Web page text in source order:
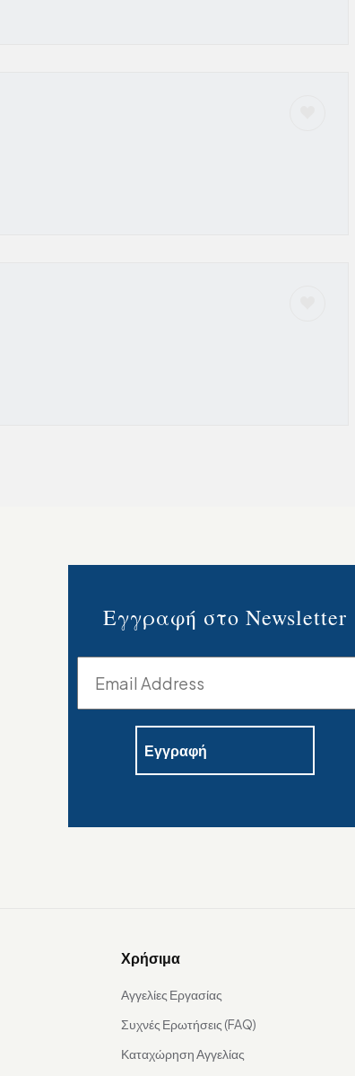
Εγγραφή στο Newsletter
Χρήσιμα
Αγγελίες Εργασίας
Συχνές Ερωτήσεις (FAQ)
Καταχώρηση Αγγελίας